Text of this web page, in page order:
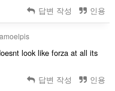
답변 작성 인용
look like forza at all its
답변 작성 인용